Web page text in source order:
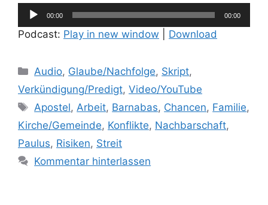
Audio-
Player
00:00 00:00
Podcast: Play in new window Download
Kategorien
Audio, Glaube/Nachfolge, Skript,
Verkündigung/Predigt, Video/YouTube
Schlagwörter
Apostel, Arbeit, Barnabas, Chancen, Familie,
Kirche/Gemeinde, Konflikte, Nachbarschaft,
Paulus, Risiken, Streit
Kommentar hinterlassen